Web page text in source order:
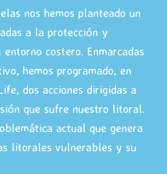
nos hemos planteado un
a la protección y
costero. Enmarcadas
hemos programado, en
dos acciones dirigidas a
que sufre nuestro litoral.
actual que genera
litorales vulnerables y su